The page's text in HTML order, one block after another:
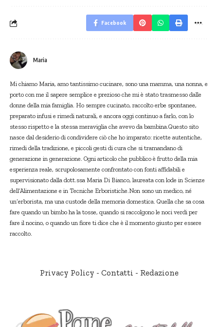
Facebook
Maria
Mi chiamo Maria, amo tantissimo cucinare, sono una mamma, una nonna, e
porto con me il sapere semplice e prezioso che mi è stato trasmesso dalle
donne della mia famiglia. Ho sempre cucinato, raccolto erbe spontanee,
preparato infusi e rimedi naturali, e ancora oggi continuo a farlo, con lo
stesso rispetto e la stessa meraviglia che avevo da bambina.Questo sito
nasce dal desiderio di condividere ciò che ho imparato: ricette autentiche,
rimedi della tradizione, e piccoli gesti di cura che si tramandano di
generazione in generazione. Ogni articolo che pubblico è frutto della mia
esperienza reale, scrupolosamente confrontato con fonti affidabili e
supervisionato dalla dott.ssa Maria Di Bianco, laureata con lode in Scienze
dell’Alimentazione e in Tecniche Erboristiche.Non sono un medico, né
un’erborista, ma una custode della memoria domestica. Quella che sa cosa
fare quando un bimbo ha la tosse, quando si raccolgono le noci verdi per
fare il nocino, o quando un fiore ti dice che è il momento giusto per essere
raccolto.
Privacy Policy - Contatti - Redazione